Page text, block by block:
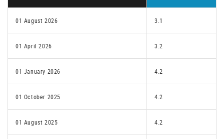
01 August 2026 3.1
01 April 2026 3.2
01 January 2026 4.2
01 October 2025 4.2
01 August 2025 4.2